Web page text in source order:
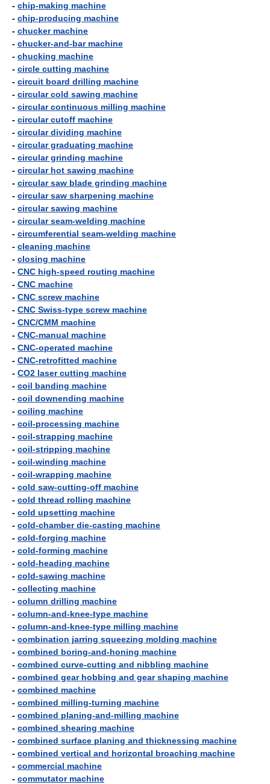
- chip-making machine
- chip-producing machine
- chucker machine
- chucker-and-bar machine
- chucking machine
- circle cutting machine
- circuit board drilling machine
- circular cold sawing machine
- circular continuous milling machine
- circular cutoff machine
- circular dividing machine
- circular graduating machine
- circular grinding machine
- circular hot sawing machine
- circular saw blade grinding machine
- circular saw sharpening machine
- circular sawing machine
- circular seam-welding machine
- circumferential seam-welding machine
- cleaning machine
- closing machine
- CNC high-speed routing machine
- CNC machine
- CNC screw machine
- CNC Swiss-type screw machine
- CNC/CMM machine
- CNC-manual machine
- CNC-operated machine
- CNC-retrofitted machine
- CO2 laser cutting machine
- coil banding machine
- coil downending machine
- coiling machine
- coil-processing machine
- coil-strapping machine
- coil-stripping machine
- coil-winding machine
- coil-wrapping machine
- cold saw-cutting-off machine
- cold thread rolling machine
- cold upsetting machine
- cold-chamber die-casting machine
- cold-forging machine
- cold-forming machine
- cold-heading machine
- cold-sawing machine
- collecting machine
- column drilling machine
- column-and-knee-type machine
- column-and-knee-type milling machine
- combination jarring squeezing molding machine
- combined boring-and-honing machine
- combined curve-cutting and nibbling machine
- combined gear hobbing and gear shaping machine
- combined machine
- combined milling-turning machine
- combined planing-and-milling machine
- combined shearing machine
- combined surface planing and thicknessing machine
- combined vertical and horizontal broaching machine
- commercial machine
- commutator machine